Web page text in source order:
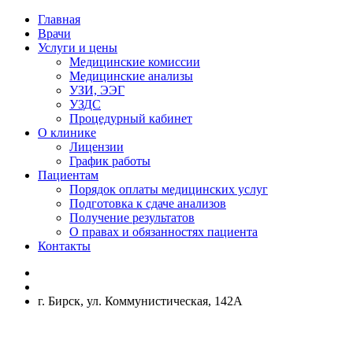
Главная
Врачи
Услуги и цены
Медицинские комиссии
Медицинские анализы
УЗИ, ЭЭГ
УЗДС
Процедурный кабинет
О клинике
Лицензии
График работы
Пациентам
Порядок оплаты медицинских услуг
Подготовка к сдаче анализов
Получение результатов
О правах и обязанностях пациента
Контакты
г. Бирск, ул. Коммунистическая, 142А